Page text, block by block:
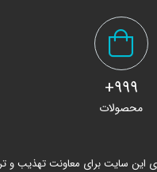
999+
محصولات
این سایت برای معاونت تهذیب